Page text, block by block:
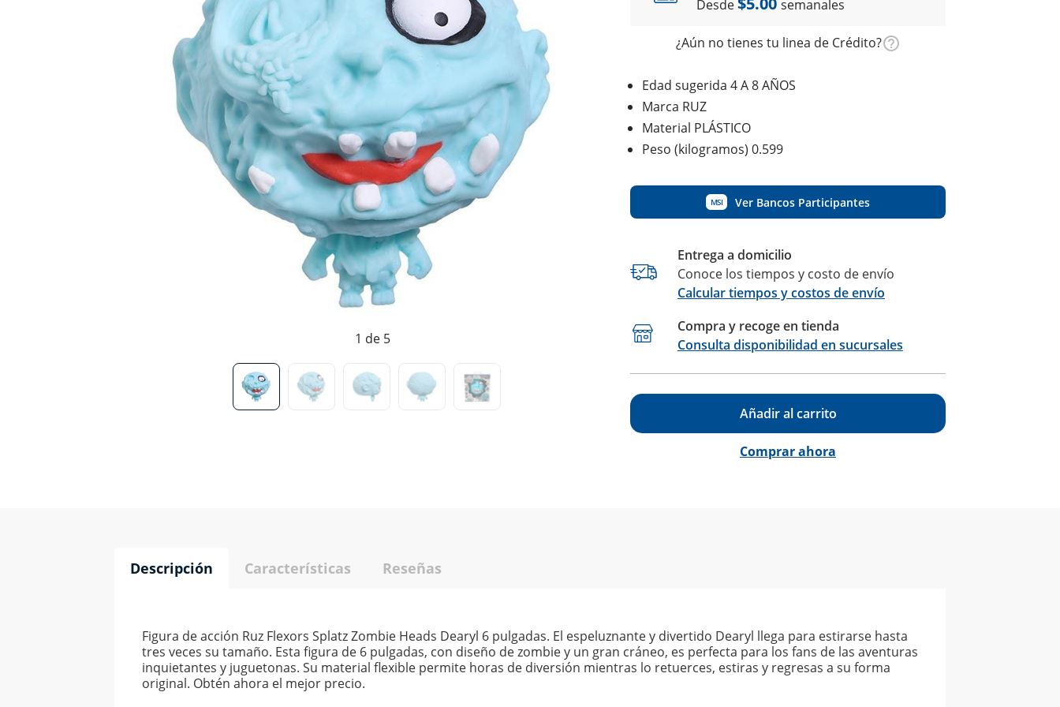
1 de 5
Desde
semanales
¿Aún no tienes tu linea de Crédito?
Edad sugerida 4 A 8 AÑOS
Marca RUZ
Material PLÁSTICO
Peso (kilogramos) 0.599
MSI Ver Bancos Participantes
Entrega a domicilio
Conoce los tiempos y costo de envío
Calcular tiempos y costos de envío
Compra y recoge en tienda
Consulta disponibilidad en sucursales
Añadir al carrito
Comprar ahora
Descripción Características Reseñas
Figura de acción Ruz Flexors Splatz Zombie Heads Dearyl 6 pulgadas. El espeluznante y divertido Dearyl llega para estirarse hasta
tres veces su tamaño. Esta figura de 6 pulgadas, con diseño de zombie y un gran cráneo, es perfecta para los fans de las aventuras
inquietantes y juguetonas. Su material flexible permite horas de diversión mientras lo retuerces, estiras y regresas a su forma
original. Obtén ahora el mejor precio.